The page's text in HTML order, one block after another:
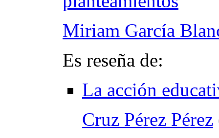
Miriam García
Es reseña de:
La acción
Cruz Pérez Pérez